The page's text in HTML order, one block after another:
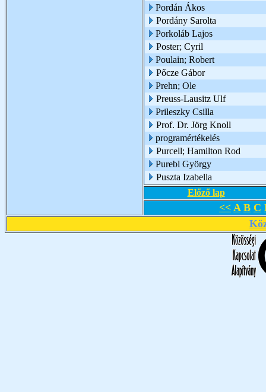
Pordán Ákos
Pordány Sarolta
Porkoláb Lajos
Poster; Cyril
Poulain; Robert
Pőcze Gábor
Prehn; Ole
Preuss-Lausitz Ulf
Prileszky Csilla
Prof. Dr. Jörg Knoll
programértékelés
Purcell; Hamilton Rod
Purebl György
Puszta Izabella
Előző lap
<< A B C